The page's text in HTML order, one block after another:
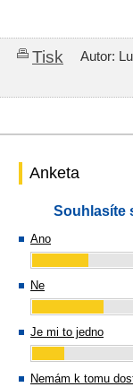
Tisk
Autor:
Anketa
Souhlasíte
Ano
Ne
Je mi to jedno
Nemám k tomu